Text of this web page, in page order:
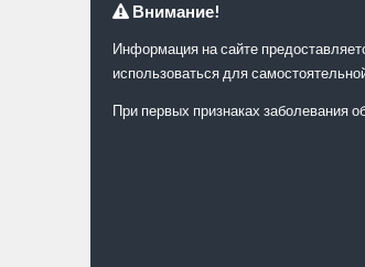
Внимание!
Информация на сайте
использоваться для
При первых признаках заболевания